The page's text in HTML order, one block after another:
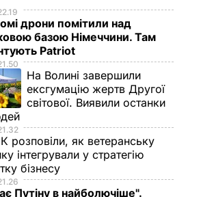
дрони помітили над
базою Німеччини. Там
Patriot
На Волині завершили
ексгумацію жертв Другої
світової. Виявили останки
розповіли, як ветеранську
інтегрували у стратегію
бізнесу
Путіну в найболючіше".